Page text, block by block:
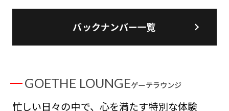
バックナンバー一覧
GOETHE LOUNGEゲーテラウンジ
忙しい日々の中で、心を満たす特別な体験